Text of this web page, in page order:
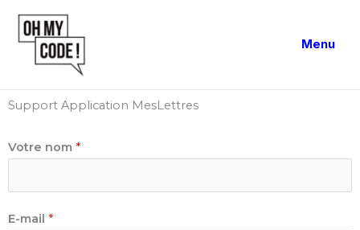
contenu
Menu
Support Application MesLettres
Votre nom *
E-mail *